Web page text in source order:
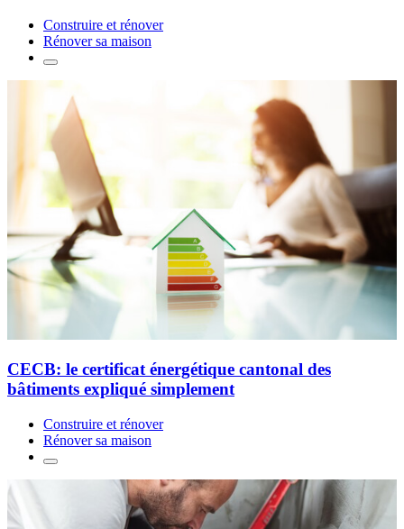
Construire et rénover
Rénover sa maison
CECB: le certificat énergétique cantonal des
bâtiments expliqué simplement
Construire et rénover
Rénover sa maison